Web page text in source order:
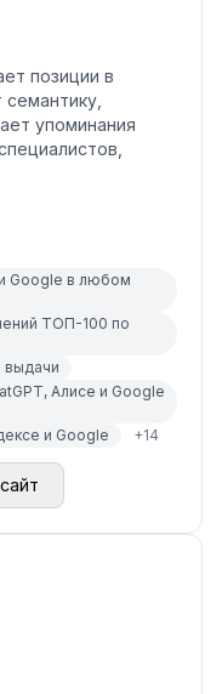
позиции в
упоминания
Google в любом
ТОП-100 по
выдачи
Алисе и Google
и Google
+14